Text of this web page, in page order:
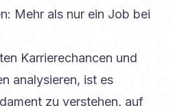
Mehr als nur ein Job bei
Karrierechancen und
analysieren, ist es
zu verstehen, auf